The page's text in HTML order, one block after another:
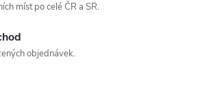
míst po celé ČR a SR.
objednávek.